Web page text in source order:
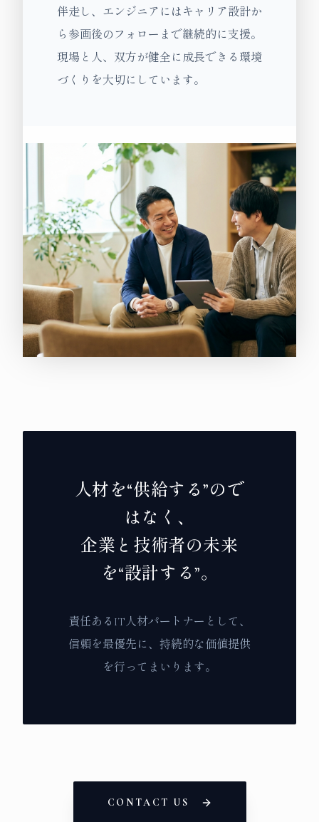
伴走し、エンジニアにはキャリア設計か
ら参画後のフォローまで継続的に支援。
現場と人、双方が健全に成長できる環境
づくりを大切にしています。
人材を“供給する”ので
はなく、
企業と技術者の未来
を“設計する”。
責任あるIT人材パートナーとして、
信頼を最優先に、持続的な価値提供
を行ってまいります。
CONTACT US